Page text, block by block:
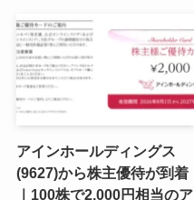
アインホールディングス
(9627)から株主優待が到着
｜100株で2,000円相当のア